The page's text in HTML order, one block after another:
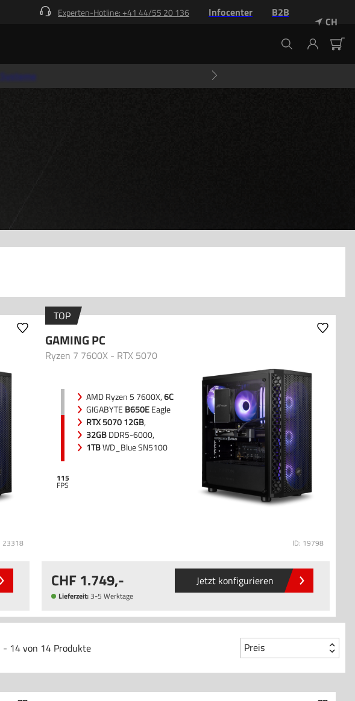
Experten-Hotline: +41 44/55 20 136 Infocenter B2B
CH
23318
TOP
GAMING PC
Ryzen 7 7600X - RTX 5070
115
AMD Ryzen 5 7600X,6C
GIGABYTE B650EEagle
WIFI6E
RTX 5070 12GB,
Gainward
32GBDDR5-6000,
Corsair RGB
1TBWD_Blue SN5100
ID: 19798
1.749,-
Lieferzeit:3-5 Werktage
Jetzt konfigurieren
- 14 von 14 Produkte Preis